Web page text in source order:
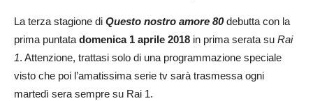
La terza stagione di Questo nostro amore 80debutta con la
prima puntata domenica 1 aprile 2018 in prima serata su Rai
1. Attenzione, trattasi solo di una programmazione speciale
visto che poi l’amatissima serie tv sarà trasmessa ogni
martedì sera sempre su Rai 1.